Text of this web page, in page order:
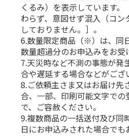
くるみ）を表示しています
わらず、意図せず混入（コ
しておりません。］。
6.数量限定商品（※）は、同
数量超過分のお申込みをお受
7.天災時など不測の事態が発
合や遅延する場合などがござ
8.ご依頼主さま又はお届け先
合、一部、印刷可能文字で
で、ご容赦ください。
9.複数商品の一括送付及び同
日にお申込みされた場合でも